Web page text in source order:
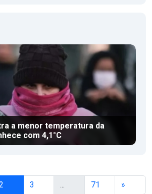
a menor temperatura da
com 4,1°C
3 71 »